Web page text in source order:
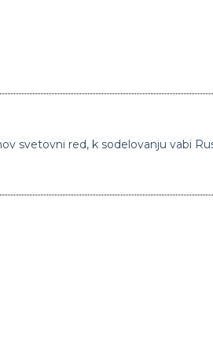
svetovni red, k sodelovanju vabi